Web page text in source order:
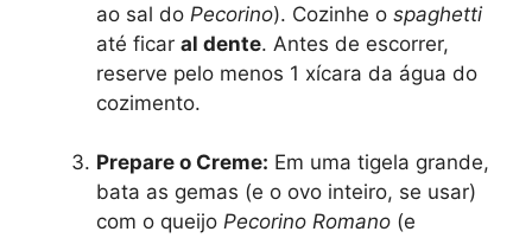
ao sal do Pecorino). Cozinhe o spaghetti
até ficar al dente. Antes de escorrer,
reserve pelo menos 1 xícara da água do
cozimento.
Prepare o Creme: Em uma tigela grande,
bata as gemas (e o ovo inteiro, se usar)
com o queijo Pecorino Romano (e